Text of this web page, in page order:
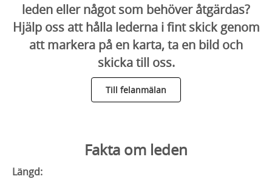
leden eller något som behöver åtgärdas?
Hjälp oss att hålla lederna i fint skick genom
att markera på en karta, ta en bild och
skicka till oss.
Till felanmälan
Fakta om leden
Längd: